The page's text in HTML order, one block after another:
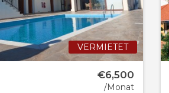
VERMIETET
€6,500
/Monat